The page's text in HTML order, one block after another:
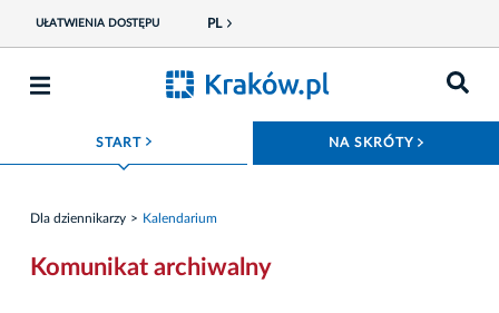
UŁATWIENIA DOSTĘPU PL
START ROZWIŃ MENU NA SKRÓTY
Dla dziennikarzy Kalendarium
Komunikat archiwalny